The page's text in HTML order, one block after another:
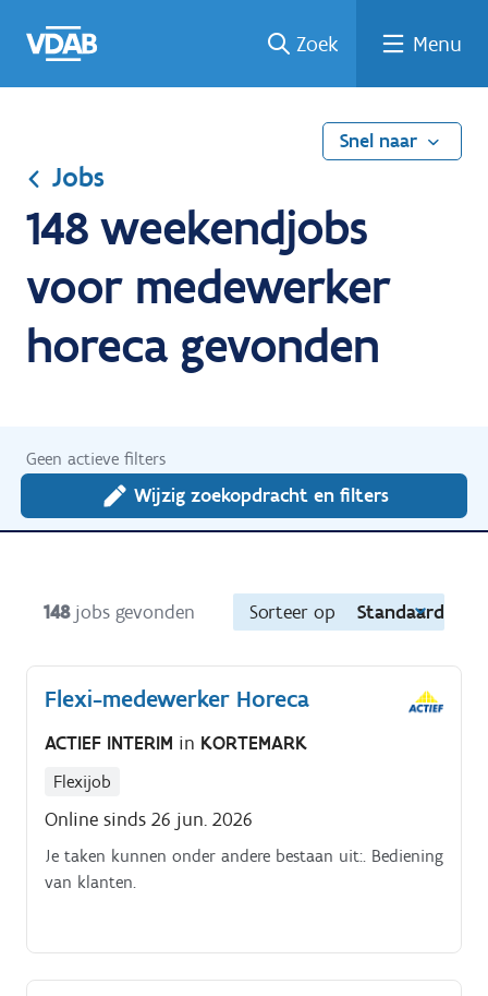
naar
een
een
job
naar
Zoek Menu
Snel naar
Jobs
148 weekendjobs
voor medewerker
horeca gevonden
Geen actieve filters
Wijzig zoekopdracht en filters
148 jobs gevonden Sorteer op Standaard
Flexi-medewerker Horeca
ACTIEF INTERIM in KORTEMARK
Flexijob
Online sinds 26 jun. 2026
Je taken kunnen onder andere bestaan uit:. Bediening
van klanten.